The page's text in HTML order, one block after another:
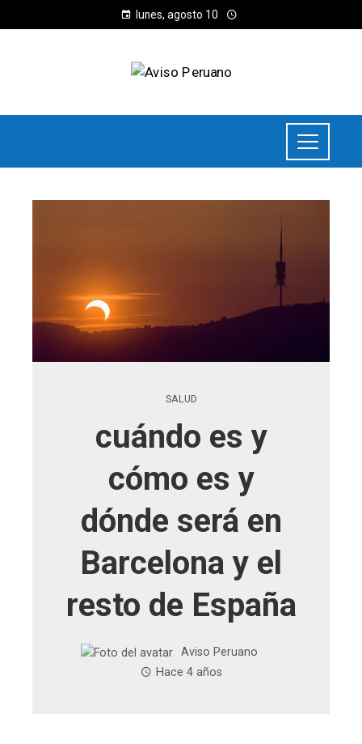
lunes, agosto 10
SALUD
cuándo es y
cómo es y
dónde será en
Barcelona y el
resto de España
Aviso Peruano
Hace 4 años